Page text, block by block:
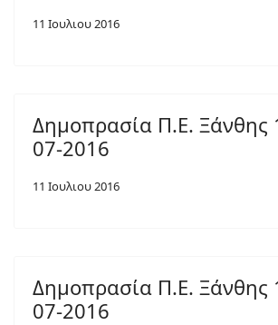
11 Ιουλιου 2016
Δημοπρασία Π.Ε. Ξάνθης
07-2016
11 Ιουλιου 2016
Δημοπρασία Π.Ε. Ξάνθης
07-2016